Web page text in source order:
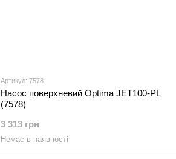
Артикул: 7578
Насос поверхневий Optima JET100-PL
(7578)
3 313 грн
Немає в наявності